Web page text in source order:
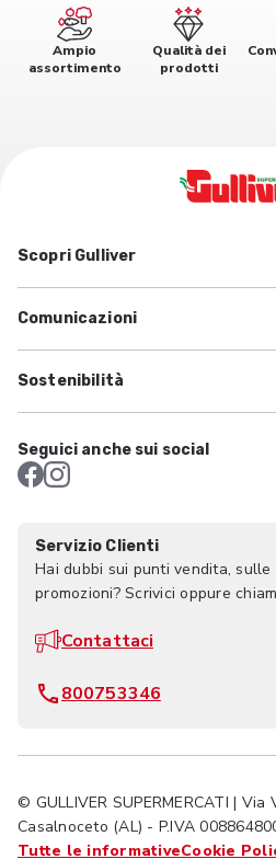
Ampio
assortimento
Qualità dei
prodotti
Scopri Gulliver
Comunicazioni
Sostenibilità
Seguici anche sui social
Servizio Clienti
Hai dubbi sui punti vendita,
promozioni? Scrivici oppure
Contattaci
800753346
© GULLIVER SUPERMERCATI |
Casalnoceto (AL) - P.IVA
Tutte le informativeCookie